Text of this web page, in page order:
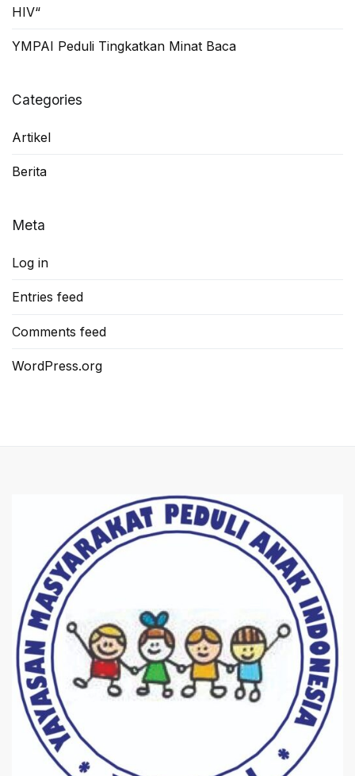
HIV“
YMPAI Peduli Tingkatkan Minat Baca
Categories
Artikel
Berita
Meta
Log in
Entries feed
Comments feed
WordPress.org